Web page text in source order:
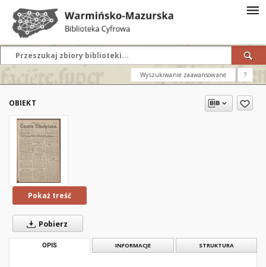
Wyszukiwanie zaawansowane ?
OBIEKT
Pokaż treść
Pobierz
OPIS INFORMACJE STRUKTURA